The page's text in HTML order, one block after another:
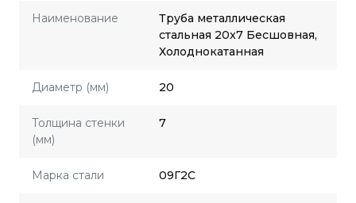
Наименование
Труба металлическая
стальная 20x7 Бесшовная,
Холоднокатанная
Диаметр (мм) 20
Толщина стенки
(мм)
7
Марка стали 09Г2С